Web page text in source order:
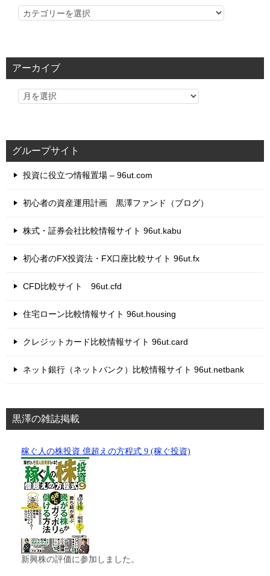
カ
リ
アーカイブ
グループサイト
投資に役立つ情報置場 – 96ut.com
初心者の資産運用計画 黒澤ファンド（ブログ）
株式・証券会社比較情報サイト 96ut.kabu
初心者のFX投資法・FX口座比較サイト 96ut.fx
CFD比較サイト 96ut.cfd
住宅ローン比較情報サイト 96ut.housing
クレジットカード比較情報サイト 96ut.card
ネット銀行（ネットバンク）比較情報サイト 96ut.netbank
黒澤の雑誌掲載
稼ぐ人の株投資 億超えの方程式 9 (稼ぐ投資)
新興株の評価に参加しました。